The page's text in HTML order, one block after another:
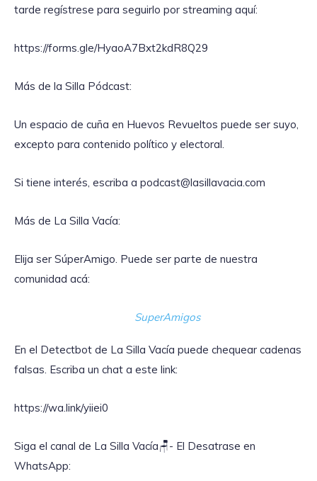
tarde regístrese para seguirlo por streaming aquí:
https://forms.gle/HyaoA7Bxt2kdR8Q29
Más de la Silla Pódcast:
Un espacio de cuña en Huevos Revueltos puede ser suyo,
excepto para contenido político y electoral.
Si tiene interés, escriba a podcast@lasillavacia.com
Más de La Silla Vacía:
Elija ser SúperAmigo. Puede ser parte de nuestra
comunidad acá:
SuperAmigos
En el Detectbot de La Silla Vacía puede chequear cadenas
falsas. Escriba un chat a este link:
https://wa.link/yiiei0‎
Siga el canal de La Silla Vacía🪑- El Desatrase en
WhatsApp: